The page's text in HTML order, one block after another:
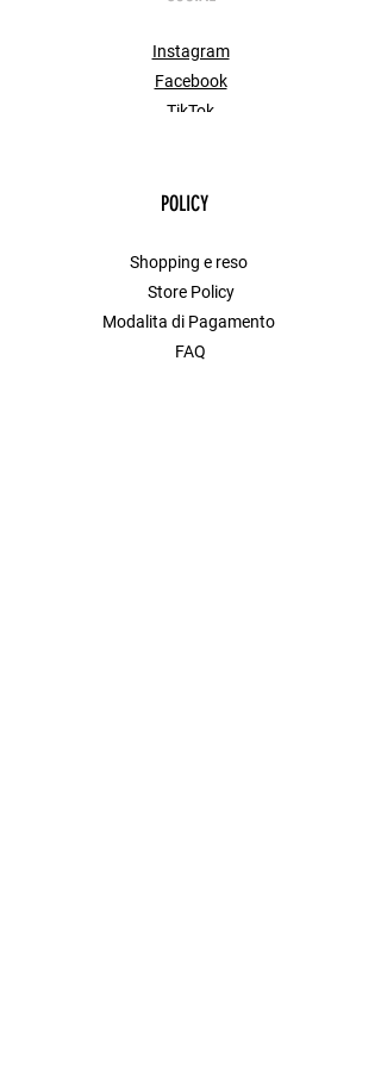
Instagram
Facebook
TikTok
POLICY
Shopping e reso
Store Policy
Modalita di Pagamento
FAQ